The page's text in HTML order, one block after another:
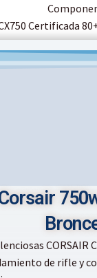
Certificada
CORSAIR
de rifle y